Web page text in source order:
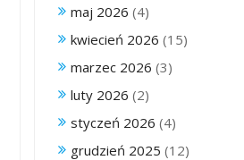
maj 2026 (4)
kwiecień 2026 (15)
marzec 2026 (3)
luty 2026 (2)
styczeń 2026 (4)
grudzień 2025 (12)